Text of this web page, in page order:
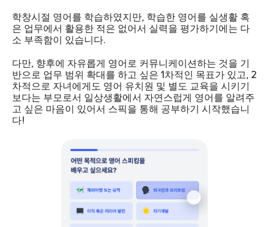
학창시절 영어를 학습하였지만, 학습한 영어를 실생활 혹
은 업무에서 활용한 적은 없어서 실력을 평가하기에는 다
소 부족함이 있습니다.
다만, 향후에 자유롭게 영어로 커뮤니케이션하는 것을 기
반으로 업무 범위 확대를 하고 싶은 1차적인 목표가 있고, 2
차적으로 자녀에게도 영어 유치원 및 별도 교육을 시키기
보다는 부모로서 일상생활에서 자연스럽게 영어를 알려주
고 싶은 마음이 있어서 스픽을 통해 공부하기 시작했습니
다!